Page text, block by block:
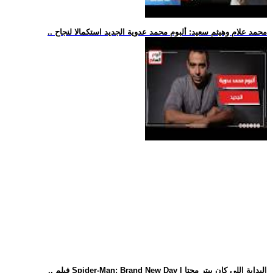
.. محمد علام وهيثم سعيد: ألبوم محمد عدوية الجديد استكمالا لنجاح
.. فيلم Spider-Man: Brand New Day | البداية اللي كان بيتر محتا